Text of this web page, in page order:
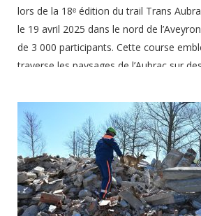
lors de la 18ᵉ édition du trail Trans
le 19 avril 2025 dans le nord de
de 3 000 participants. Cette course
traverse les paysages de l’Aubrac sur
particulièrement éprouvante : pluie
même quelques chutes de neige se
parcours. Une mobilisation à la hauteur
Pour répondre à ce contexte exigeant,
21 avril 2025